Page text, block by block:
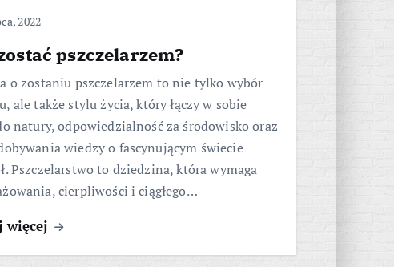
2022
pszczelarzem?
o zostaniu pszczelarzem to nie tylko wybór
ale także stylu życia, który łączy w sobie
natury, odpowiedzialność za środowisko oraz
wiedzy o fascynującym świecie
Pszczelarstwo to dziedzina, która wymaga
cierpliwości i ciągłego…
więcej